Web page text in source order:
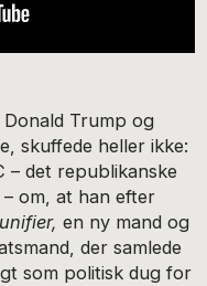
Trump og
skuffede heller ikke:
det republikanske
om, at han efter
unifier, en ny mand og
der samlede
som politisk dug for